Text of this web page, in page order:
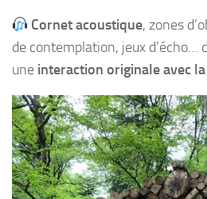
Cornet acoustique, zones
de contemplation, jeux d’écho…
une interaction originale avec